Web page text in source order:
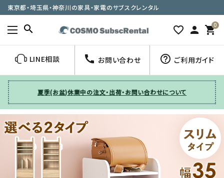
東京都・埼玉県・神奈川の家具・家電のサブスクレンタル
search favorite_border person 0
shopping_cart
LINE相談 call お問い合わせ help_outline ご利用ガイド
夏季(お盆)休業中の注文・出荷・お問い合わせについて